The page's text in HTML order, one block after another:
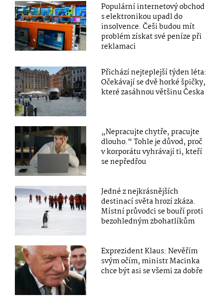
Populární internetový obchod
s elektronikou upadl do
insolvence. Češi budou mít
problém získat své peníze při
reklamaci
Přichází nejteplejší týden léta:
Očekávají se dvě horké špičky,
které zasáhnou většinu Česka
„Nepracujte chytře, pracujte
dlouho.“ Tohle je důvod, proč
v korporátu vyhrávají ti, kteří
se nepředřou
Jedné z nejkrásnějších
destinací světa hrozí zkáza.
Místní průvodci se bouří proti
bezohledným zbohatlíkům
Exprezident Klaus: Nevěřím
svým očím, ministr Macinka
chce být asi se všemi za dobře